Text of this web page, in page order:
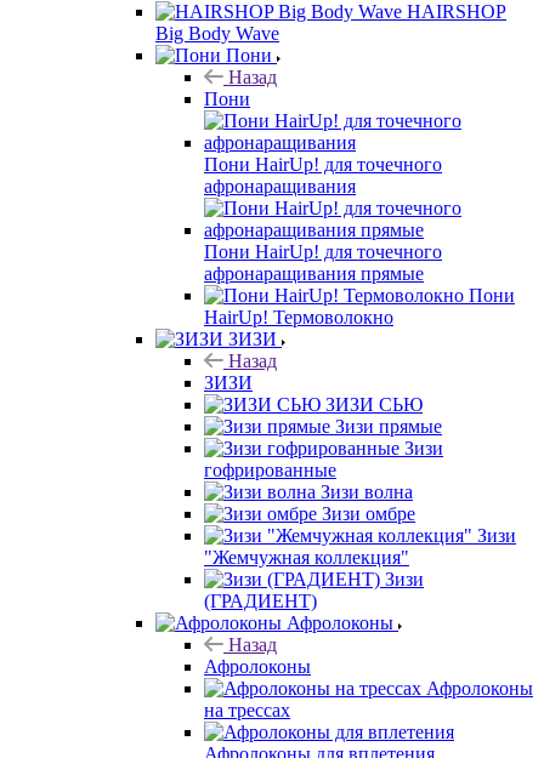
HAIRSHOP
Big Body Wave
Пони
Назад
Пони
Пони HairUp! для точечного
афронаращивания
Пони HairUp! для точечного
афронаращивания прямые
Пони
HairUp! Термоволокно
ЗИЗИ
Назад
ЗИЗИ
ЗИЗИ СЬЮ
Зизи прямые
Зизи
гофрированные
Зизи волна
Зизи омбре
Зизи
"Жемчужная коллекция"
Зизи
(ГРАДИЕНТ)
Афролоконы
Назад
Афролоконы
Афролоконы
на трессах
Афролоконы для вплетения